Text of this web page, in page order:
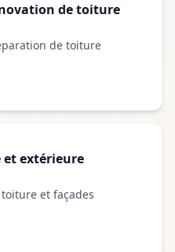
de toiture
de toiture
extérieure
et façades